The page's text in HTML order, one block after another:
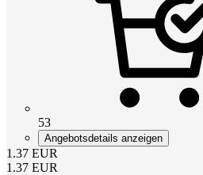
53
Angebotsdetails anzeigen
1.37 EUR
1.37 EUR